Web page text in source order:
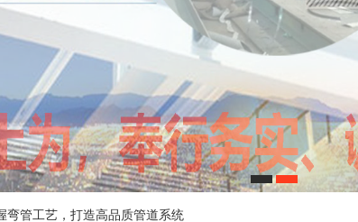
1 2
弯管工艺，打造高品质管道系统